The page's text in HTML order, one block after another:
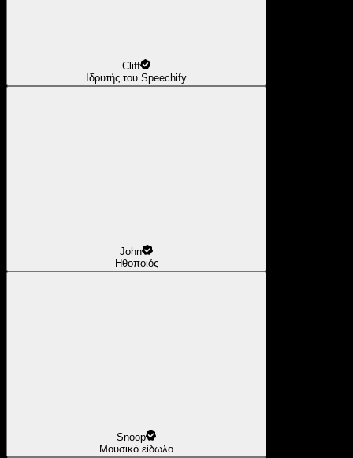
Cliff
Ιδρυτής του Speechify
John
Ηθοποιός
Snoop
Μουσικό είδωλο